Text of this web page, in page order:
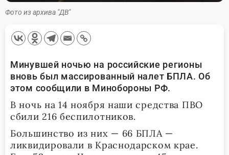
Фото из архива "ДВ"
Минувшей ночью на российские регионы
вновь был массированный налет БПЛА. Об
этом сообщили в Минобороны РФ.
В ночь на 14 ноября наши средства ПВО
сбили 216 беспилотников.
Большинство из них — 66 БПЛА —
ликвидировали в Краснодарском крае.